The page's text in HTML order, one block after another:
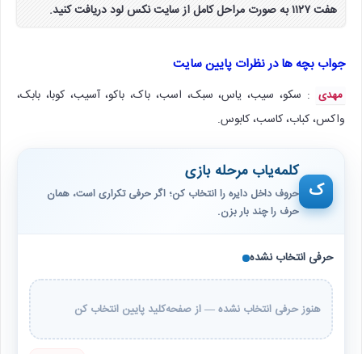
هفت ۱۱۲۷ به صورت مراحل کامل از سایت نکس لود دریافت کنید.
جواب بچه ها در نظرات پایین سایت
مهدی : سکو، سیب، یاس، سبک، اسب، باک، باکو، آسیب، کوبا، بابک،
واکس، کباب، کاسب، کابوس.
ک
کلمه‌یاب مرحله بازی
حروف داخل دایره را انتخاب کن؛ اگر حرفی تکراری است، همان
حرف را چند بار بزن.
حرفی انتخاب نشده
هنوز حرفی انتخاب نشده — از صفحه‌کلید پایین انتخاب کن